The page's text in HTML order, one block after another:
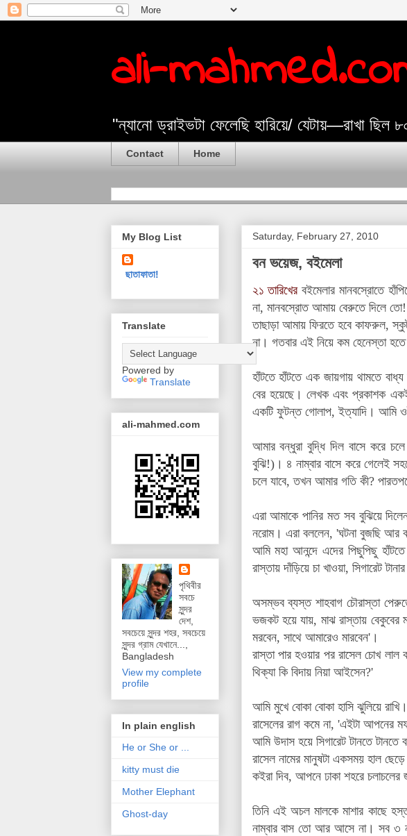
ali-
"ন্যানো ড্রাইভটা ফেলেছি হারিয়ে/ যেটায়—রাখা
Contact Home
Saturday, February 27, 2010
বন ভয়েজ, বইমেলা
২১ তারিখেরবইমেলার মানবস্রোতে
না, মানবস্রোত আমায় বেরুতে দিলে তো!
তাছাড়া আমায় ফিরতে হবে কাফরুল,
না। গতবার এই নিয়ে কম হেনেস্তা
হাঁটতে হাঁটতে এক জায়গায় থামতে
বের হয়েছে। লেখক এবং প্রকাশক
একটি ফুটন্ত গোলাপ, ইত্যাদি। আমি
আমার বন্ধুরা বুদ্ধি দিল বাসে করে
বুঝি!)। ৪ নাম্বার বাসে করে গেলেই
চলে যাবে, তখন আমার গতি কী?
এরা আমাকে পানির মত সব বুঝিয়ে
নরোম। এরা বললেন, 'ঘটনা বুজছি আর
আমিমহা আনন্দে এদের পিছুপিছু
রাস্তায় দাঁড়িয়ে চা খাওয়া, সিগারেট
অসম্ভব ব্যস্ত শাহবাগ চৌরাস্তা
ভজকট হয়ে যায়, মাঝ রাস্তায়
মরবেন, সাথে আমারেও মারবেন'।
রাস্তা পার হওয়ার পর রাসেল চোখ
থিক্যা কি বিদায় নিয়া আইসেন?'
আমি মুখে বোকা বোকা হাসি ঝুলিয়ে
রাসেলের রাগ কমে না, 'এইটা আপনের
আমি উদাস হয়ে সিগারেট টানতে
রাসেল নামের মানুষটা একসময় হাল
কইরা দিব, আপনে ঢাকা শহরে
তিনি এই অচল মালকে মাশার কাছে
নাম্বার বাস তো আর আসে না। সব ৩
My Blog List
ছাতাফাতা!
Translate
Powered by
Translate
ali-mahmed.com
পৃথিবীর
সবচে
সুন্দর
দেশ,
সবচেয়ে সুন্দর শহর, সবচেয়ে
সুন্দর গ্রাম যেখানে...,
Bangladesh
View my complete
profile
In plain english
He or She or ...
kitty must die
Mother Elephant
Ghost-day